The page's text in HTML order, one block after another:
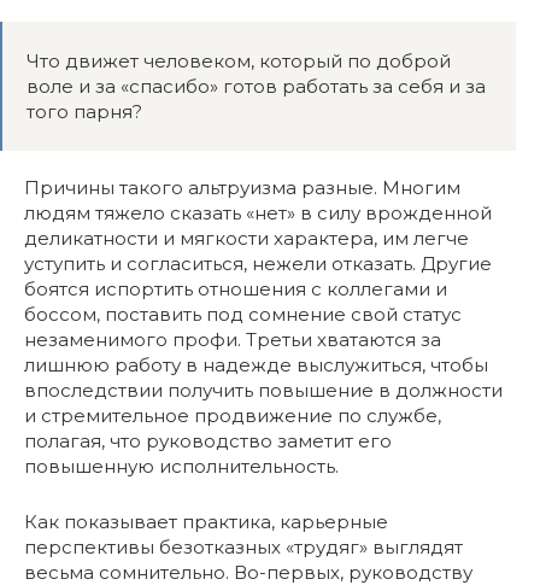
Что движет человеком, который по доброй
воле и за «спасибо» готов работать за себя и за
того парня?
Причины такого альтруизма разные. Многим
людям тяжело сказать «нет» в силу врожденной
деликатности и мягкости характера, им легче
уступить и согласиться, нежели отказать. Другие
боятся испортить отношения с коллегами и
боссом, поставить под сомнение свой статус
незаменимого профи. Третьи хватаются за
лишнюю работу в надежде выслужиться, чтобы
впоследствии получить повышение в должности
и стремительное продвижение по службе,
полагая, что руководство заметит его
повышенную исполнительность.
Как показывает практика, карьерные
перспективы безотказных «трудяг» выглядят
весьма сомнительно. Во-первых, руководству